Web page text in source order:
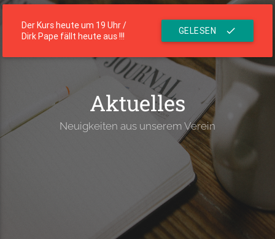
Der Kurs heute um 19 Uhr /
Dirk Pape fällt heute aus !!!
GELESEN check
Die Residenz
menu
Aktuelles
Neuigkeiten aus unserem Verein